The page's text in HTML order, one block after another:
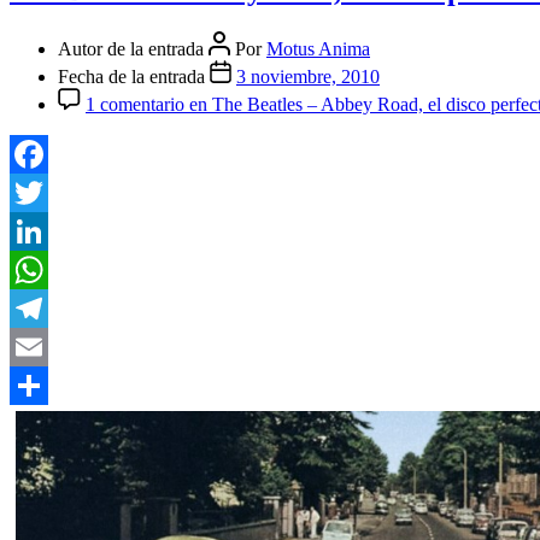
Autor de la entrada PorMotus Anima
Fecha de la entrada
3 noviembre, 2010
1 comentario en The Beatles – Abbey Road, el disco
Facebook
Twitter
LinkedIn
WhatsApp
Telegram
Email
Compartir